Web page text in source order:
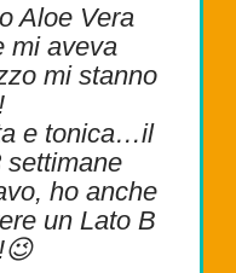
Aloe Vera
mi aveva
mi stanno
e tonica…il
settimane
ho anche
un Lato B